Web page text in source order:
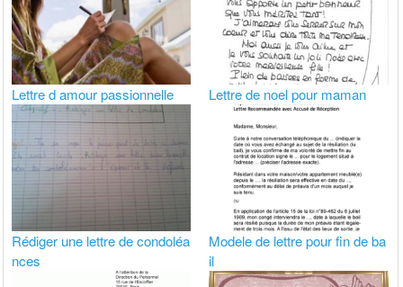
Lettre d amour passionnelle Lettre de noel pour maman
Rédiger une lettre de condoléa
nces
Modele de lettre pour fin de ba
il